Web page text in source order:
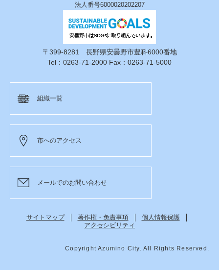
法人番号6000020202207
〒399-8281 長野県安曇野市豊科6000番地
Tel：0263-71-2000 Fax：0263-71-5000
組織一覧
市へのアクセス
メールでのお問い合わせ
サイトマップ 著作権・免責事項
個人情報保護
アクセシビリティ
Copyright Azumino City. All Rights Reserved.